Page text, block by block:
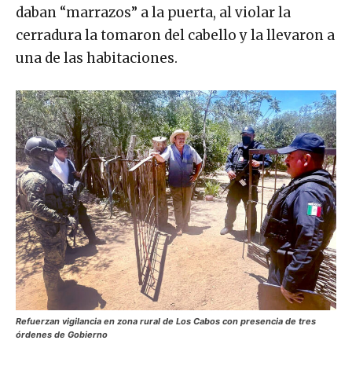
daban “marrazos” a la puerta, al violar la
cerradura la tomaron del cabello y la llevaron a
una de las habitaciones.
Refuerzan vigilancia en zona rural de Los Cabos con presencia de tres
órdenes de Gobierno